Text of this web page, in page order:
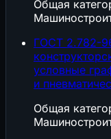
Общая
ГОСТ 2.782-
условные
и
Общая